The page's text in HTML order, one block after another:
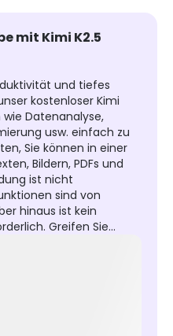
mit Kimi K2.5
und tiefes
kostenloser Kimi
wie Datenanalyse,
usw. einfach zu
Sie können in einer
Bildern, PDFs und
ist nicht
sind von
hinaus ist kein
Greifen Sie